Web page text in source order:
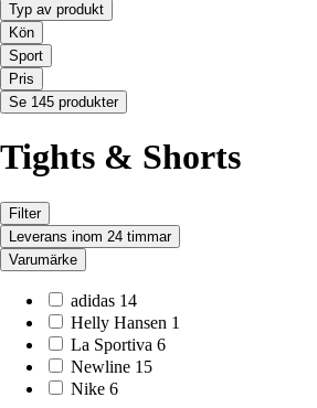
Typ av produkt
Kön
Sport
Pris
Se 145 produkter
Tights & Shorts
Filter
Leverans inom 24 timmar
Varumärke
adidas 14
Helly Hansen 1
La Sportiva 6
Newline 15
Nike 6